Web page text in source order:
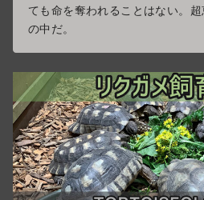
ても命を奪われることはない。
の中だ。